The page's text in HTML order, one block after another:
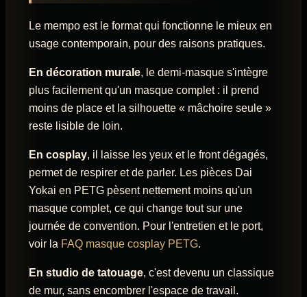
Le mempo est le format qui fonctionne le mieux en
usage contemporain, pour des raisons pratiques.
En décoration murale, le demi-masque s'intègre
plus facilement qu'un masque complet : il prend
moins de place et la silhouette « mâchoire seule »
reste lisible de loin.
En cosplay, il laisse les yeux et le front dégagés,
permet de respirer et de parler. Les pièces Dai
Yokai en PETG pèsent nettement moins qu'un
masque complet, ce qui change tout sur une
journée de convention. Pour l'entretien et le port,
voir la FAQ masque cosplay PETG.
En studio de tatouage, c'est devenu un classique
de mur, sans encombrer l'espace de travail.